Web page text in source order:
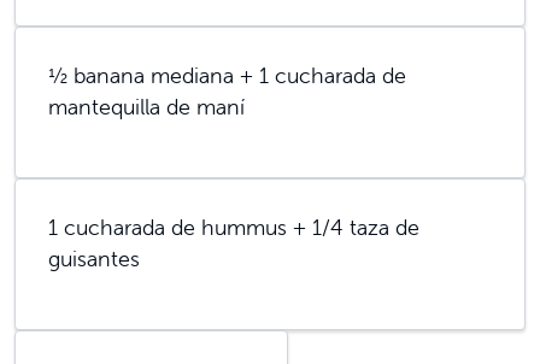
½ banana mediana + 1 cucharada de
mantequilla de maní
1 cucharada de hummus + 1/4 taza de
guisantes